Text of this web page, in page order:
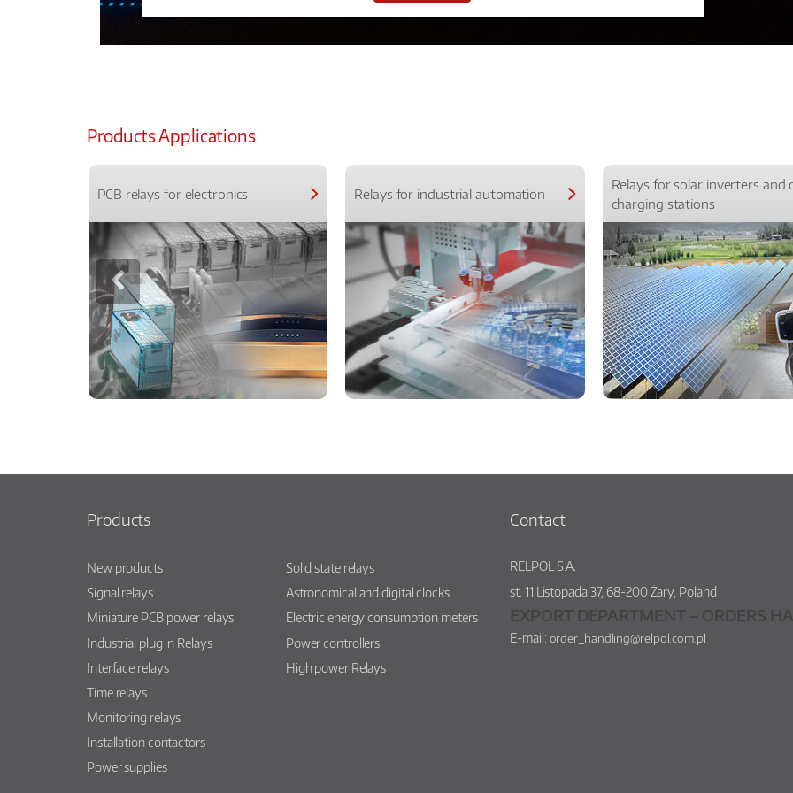
Products Applications
PCB relays for electronics Relays for industrial automation
Relays for solar inverters and
charging stations
Products
New products
Signal relays
Miniature PCB power relays
Industrial plug in Relays
Interface relays
Time relays
Monitoring relays
Installation contactors
Power supplies
Solid state relays
Astronomical and digital clocks
Electric energy consumption meters
Power controllers
High power Relays
Contact
RELPOL S.A.
st. 11 Listopada 37,68-200Żary, Poland
E-mail: order_handling@relpol.com.pl